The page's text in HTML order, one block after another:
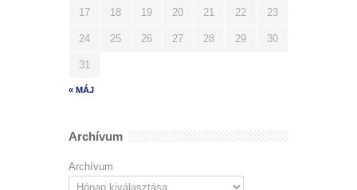
« MÁJ
17 18 19 20 21 22 23
24 25 26 27 28 29 30
31
Archívum
Archívum